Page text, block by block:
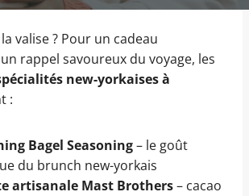
valise ? Pour un cadeau
rappel savoureux du voyage, les
new-yorkaises à
:
Bagel Seasoning– le goût
du brunch new-yorkais
artisanale Mast Brothers– cacao